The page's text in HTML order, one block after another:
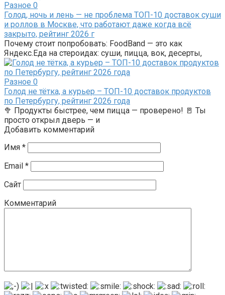
Разное 0
Голод, ночь и лень — не проблема ТОП-10 доставок суши
и роллов в Москве, что работают даже когда всё
закрыто, рейтинг 2026 г
Почему стоит попробовать: FoodBand — это как
Яндекс.Еда на стероидах: суши, пицца, вок, десерты,
Разное 0
Голод не тётка, а курьер – ТОП-10 доставок продуктов
по Петербургу, рейтинг 2026 года
🥦 Продукты быстрее, чем пицца — проверено! 🚪 Ты
просто открыл дверь — и
Добавить комментарий
Имя *
Email *
Сайт
Комментарий